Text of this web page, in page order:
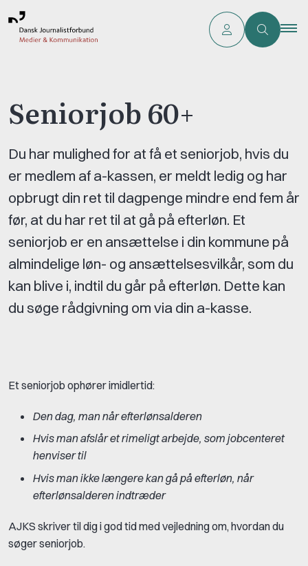
Seniorjob 60+
Du har mulighed for at få et seniorjob, hvis du
er medlem af a-kassen, er meldt ledig og har
opbrugt din ret til dagpenge mindre end fem år
før, at du har ret til at gå på efterløn. Et
seniorjob er en ansættelse i din kommune på
almindelige løn- og ansættelsesvilkår, som du
kan blive i, indtil du går på efterløn. Dette kan
du søge rådgivning om via din a-kasse.
Et seniorjob ophører imidlertid:
Den dag, man når efterlønsalderen
Hvis man afslår et rimeligt arbejde, som jobcenteret
henviser til
Hvis man ikke længere kan gå på efterløn, når
efterlønsalderen indtræder
AJKS skriver til dig i god tid med vejledning om, hvordan du
søger seniorjob.